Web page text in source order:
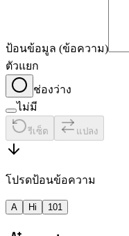
ป้อนข้อมูล (ข้อความ)
ตัวแยก
ช่องว่าง
ไม่มี
รีเซ็ต แปลง
โปรดป้อนข้อความ
A Hi 101